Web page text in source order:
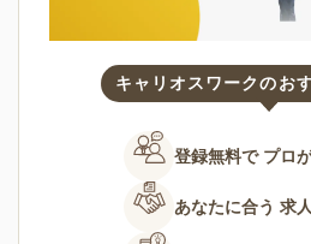
キャリオスワークのお
登録無料で プロ
あなたに合う 求